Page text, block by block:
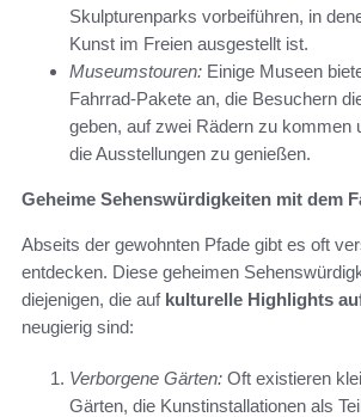
Skulpturenparks vorbeiführen, in
Kunst im Freien ausgestellt ist.
Museumstouren: Einige Museen
Fahrrad-Pakete an, die Besuchern
geben, auf zwei Rädern zu kommen
die Ausstellungen zu genießen.
Geheime Sehenswürdigkeiten mit dem
Abseits der gewohnten Pfade gibt es oft
entdecken. Diese geheimen
diejenigen, die auf kulturelle Highlights
neugierig sind:
Verborgene Gärten: Oft existieren
Gärten, die Kunstinstallationen als